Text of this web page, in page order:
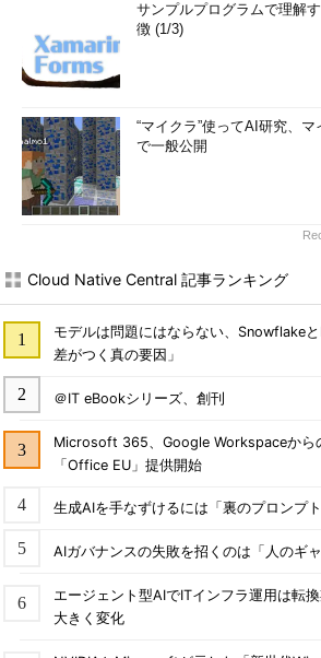
サンプルプログラムで理解
徴 (1/3)
“マイクラ”使ってAI研究、
で一般公開
Cloud Native Central 記事ランキング
モデルは問題にはならない、Snowflake
差がつく真の要因」
＠IT eBookシリーズ、創刊
Microsoft 365、Google Workspaceか
「Office EU」提供開始
生成AIを手なずけるには「裏のプロンプ
AIガバナンスの失敗を招くのは「人のギャ
エージェント型AIでITインフラ運用は転
大きく変化